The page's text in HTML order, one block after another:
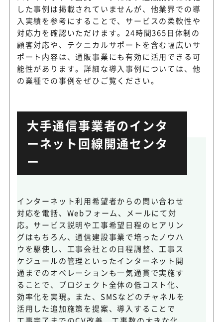
した事例は掲載されていませんが、他業界での導
入実績を参考にすることで、サービスの柔軟性や
対応力を確認いただけます。24時間365日体制の
顧客対応や、テクニカルサポートを含む幅広いサ
ポート内容は、通販事業にも有効に活用できる可
能性があります。詳細な導入事例については、他
の業種での事例をぜひご覧ください。
大手通信事業者のインタ
ーネット回線開通センタ
ー
インターネット利用希望者からの問い合わせ
対応を電話、Webフォーム、メールにて対
応。サービス説明や工事希望日程のヒアリン
グはもちろん、通信建設事業で培ったノウハ
ウを駆使し、工事会社との日程調整、工事ス
ケジュールの管理といったインターネット開
通までのオペレーションも一気通貫で実施す
ることで、プロジェクト全体の低コスト化、
効率化を実現。また、SMSなどのチャネルを
活用した追加施策を提案、導入することで